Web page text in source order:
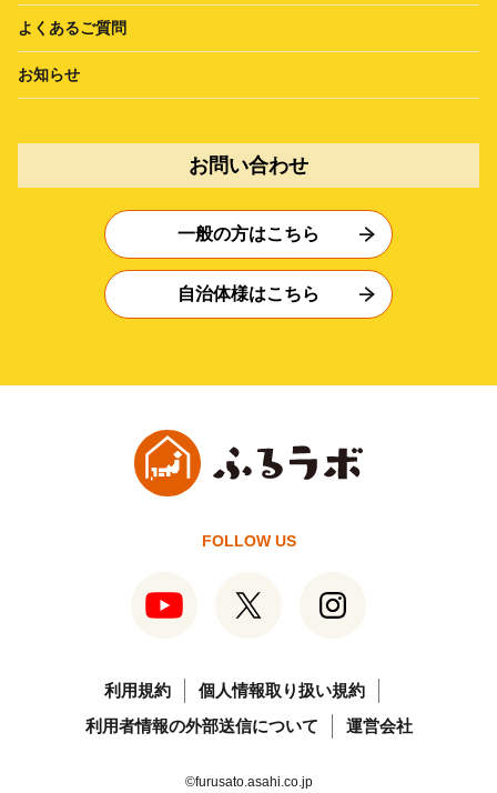
よくあるご質問
お知らせ
お問い合わせ
一般の方はこちら
自治体様はこちら
FOLLOW US
利用規約
個人情報取り扱い規約
利用者情報の外部送信について
運営会社
©furusato.asahi.co.jp